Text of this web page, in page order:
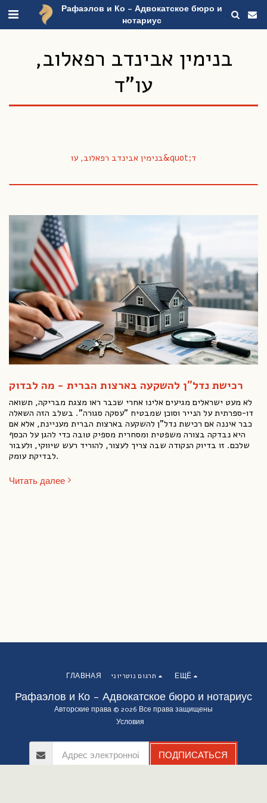
Рафаэлов и Ко - Адвокатское бюро и
нотариус
בנימין אבינדב רפאלוב,
עו"ד
בנימין אבינדב רפאלוב, עו&quot;ד
רכישת נדל"ן להשקעה בארצות הברית - מה לבדוק
לא מעט ישראלים מגיעים אלינו אחרי שכבר ראו מצגת מבריקה, תשואה
דו-ספרתית על הנייר וסוכן שמבטיח "עסקה סגורה". בשלב הזה השאלה
כבר איננה אם רכישת נדל"ן להשקעה בארצות הברית מעניינת, אלא אם
היא נבדקה בצורה משפטית ומסחרית מספיק טובה כדי להגן על הכסף
שלכם. זו בדיוק הנקודה שבה צריך לעצור, להוריד רעש שיווקי, ולעבור
לבדיקת עומק.
Читать далее
Рафаэлов и Ко - Адвокатское бюро и нотариус
Авторские права © 2026 Все права защищены
Условия
ГЛАВНАЯ תרגום נוטריוני ЕЩЁ
ПОДПИСАТЬСЯ